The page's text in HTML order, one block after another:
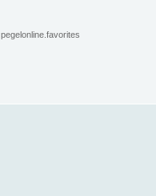
pegelonline.favorites